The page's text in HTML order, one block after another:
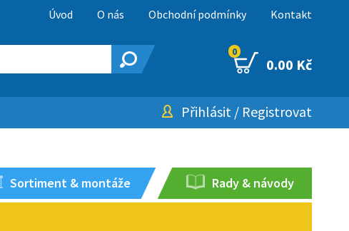
Úvod O nás Obchodní podmínky Kontakt
0
0.00 Kč
Přihlásit / Registrovat
Sortiment & montáže Rady & návody